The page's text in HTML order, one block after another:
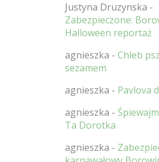
Justyna Druzynska -
Zabezpieczone:
Halloween reportaż
agnieszka - Chleb
sezamem
agnieszka - Pavlova
agnieszka -
Ta Dorotka
agnieszka -